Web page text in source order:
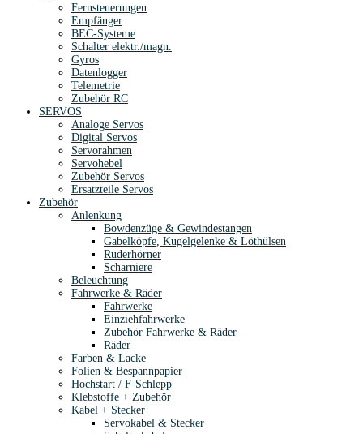
Fernsteuerungen
Empfänger
BEC-Systeme
Schalter elektr./magn.
Gyros
Datenlogger
Telemetrie
Zubehör RC
SERVOS
Analoge Servos
Digital Servos
Servorahmen
Servohebel
Zubehör Servos
Ersatzteile Servos
Zubehör
Anlenkung
Bowdenzüge & Gewindestangen
Gabelköpfe, Kugelgelenke & Löthülsen
Ruderhörner
Scharniere
Beleuchtung
Fahrwerke & Räder
Fahrwerke
Einziehfahrwerke
Zubehör Fahrwerke & Räder
Räder
Farben & Lacke
Folien & Bespannpapier
Hochstart / F-Schlepp
Klebstoffe + Zubehör
Kabel + Stecker
Servokabel & Stecker